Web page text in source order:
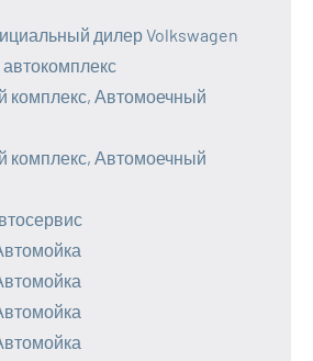
дилер Volkswagen
комплекс, Автомоечный
комплекс, Автомоечный